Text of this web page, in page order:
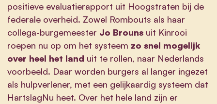
positieve evaluatierapport uit Hoogstraten bij de
federale overheid. Zowel Rombouts als haar
collega-burgemeester Jo Brouns uit Kinrooi
roepen nu op om het systeem zo snel mogelijk
over heel het land uit te rollen, naar Nederlands
voorbeeld. Daar worden burgers al langer ingezet
als hulpverlener, met een gelijkaardig systeem dat
HartslagNu heet. Over het hele land zijn er